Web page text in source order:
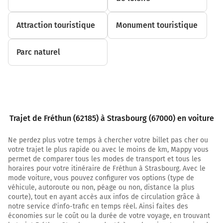
Autoroute des Anglais
Prendre un ticket (Péage de Setques)
Payer 26,60 € (Péage de Courcy)
Autoroute de l'Est
Continuer A4 sur 161 kilomètres
A4
E17
STRASBOURG
METZ-NANCY
305 km
Attraction touristique Monument touristique
Parc naturel
Trajet de Fréthun (62185) à Strasbourg (67000) en voiture
Ne perdez plus votre temps à chercher votre billet pas cher ou
votre trajet le plus rapide ou avec le moins de km, Mappy vous
permet de comparer tous les modes de transport et tous les
horaires pour votre itinéraire de Fréthun à Strasbourg. Avec le
mode voiture, vous pouvez configurer vos options (type de
véhicule, autoroute ou non, péage ou non, distance la plus
courte), tout en ayant accès aux infos de circulation grâce à
notre service d'info-trafic en temps réel. Ainsi faites des
économies sur le coût ou la durée de votre voyage, en trouvant